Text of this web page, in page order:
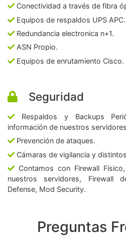
Conectividad a través de fibra
Equipos de respaldos UPS APC.
Redundancia electronica n+1.
ASN Propio.
Equipos de enrutamiento Cisco.
Seguridad
Respaldos y Backups
información de nuestros
Prevención de ataques.
Cámaras de vigilancia y
Contamos con Firewall
nuestros servidores, Firewall
Defense, Mod Security.
Preguntas